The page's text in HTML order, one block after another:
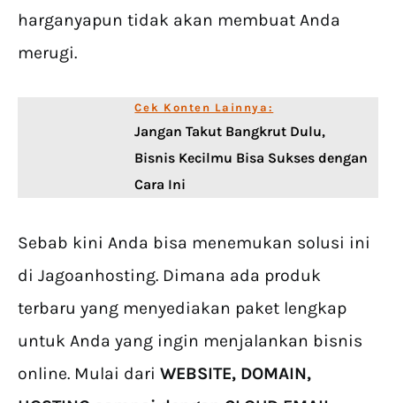
harganyapun tidak akan membuat Anda
merugi.
Cek Konten Lainnya:
Jangan Takut Bangkrut Dulu,
Bisnis Kecilmu Bisa Sukses dengan
Cara Ini
Sebab kini Anda bisa menemukan solusi ini
di Jagoanhosting. Dimana ada produk
terbaru yang menyediakan paket lengkap
untuk Anda yang ingin menjalankan bisnis
online. Mulai dari WEBSITE, DOMAIN,